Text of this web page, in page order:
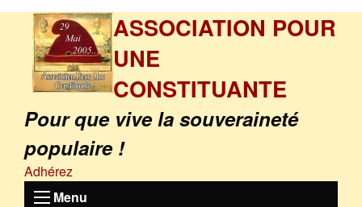
ASSOCIATION POUR
UNE
CONSTITUANTE
Pour que vive la souveraineté
populaire !
Adhérez
Menu